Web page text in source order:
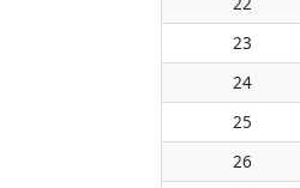
23
24
25
26